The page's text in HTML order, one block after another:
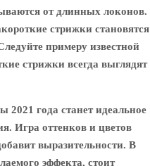
от длинных локонов.
стрижки становятся
примеру известной
стрижки всегда выглядят
года станет идеальное
Игра оттенков и цветов
выразительности. В
эффекта, стоит